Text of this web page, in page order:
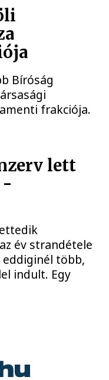
Bíróság
frakciója.
lett
-
év strandétele
több,
indult. Egy